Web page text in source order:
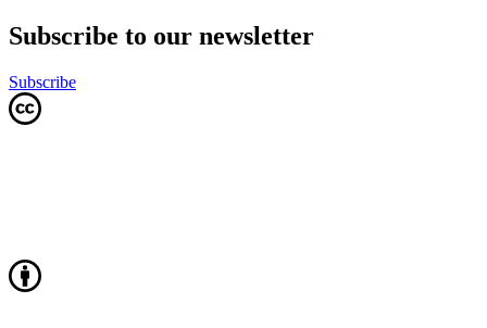
Subscribe to our newsletter
Subscribe